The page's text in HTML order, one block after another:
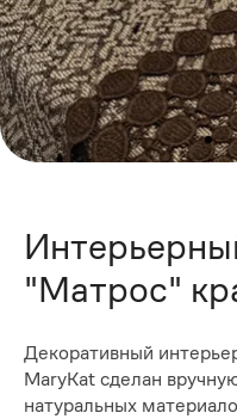
"Матрос"
Декоративный
MaryKat сделан
натуральных